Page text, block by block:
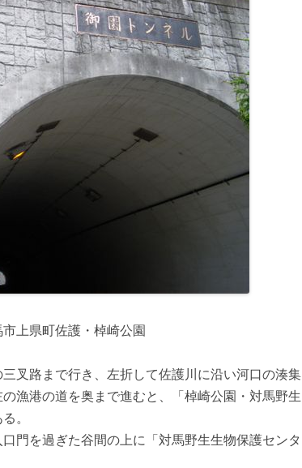
上県町佐護・棹崎公園
叉路まで行き、左折して佐護川に沿い河口の湊集
漁港の道を奥まで進むと、「棹崎公園・対馬野生
。
門を過ぎた谷間の上に「対馬野生生物保護センタ